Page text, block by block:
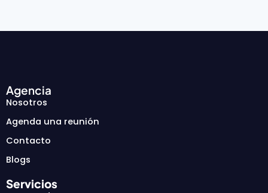
Agencia
Nosotros
Agenda una reunión
Contacto
Blogs
Servicios